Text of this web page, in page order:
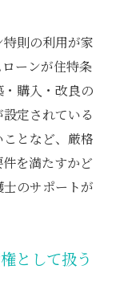
則の利用が家
ーンが住特条
購入・改良の
定されている
となど、厳格
を満たすかど
のサポートが
として扱う